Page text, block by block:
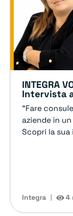
INTEGRA
Intervista
"Fare
aziende in
Scopri la sua
Integra 4